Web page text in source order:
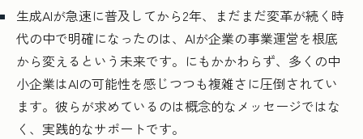
生成AIが急速に普及してから2年、まだまだ変革が続く時
代の中で明確になったのは、AIが企業の事業運営を根底
から変えるという未来です。にもかかわらず、多くの中
小企業はAIの可能性を感じつつも複雑さに圧倒されてい
ます。彼らが求めているのは概念的なメッセージではな
く、実践的なサポートです。